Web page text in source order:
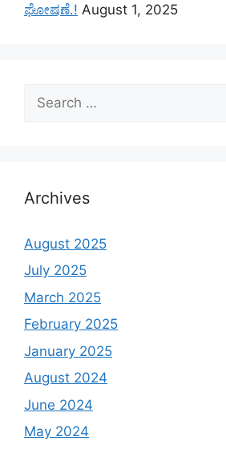
ಘೋಷಣೆ.! August 1, 2025
for:
Archives
August 2025
July 2025
March 2025
February 2025
January 2025
August 2024
June 2024
May 2024